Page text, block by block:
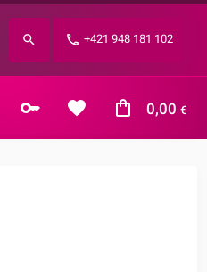
+421 948 181 102
0,00 €
heslo?